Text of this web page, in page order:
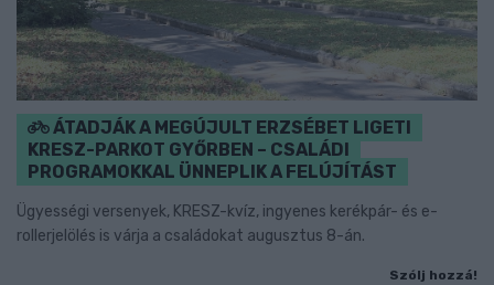
ÁTADJÁK A MEGÚJULT ERZSÉBET LIGETI
KRESZ-PARKOT GYŐRBEN – CSALÁDI
PROGRAMOKKAL ÜNNEPLIK A FELÚJÍTÁST
Ügyességi versenyek, KRESZ-kvíz, ingyenes kerékpár- és e-
rollerjelölés is várja a családokat augusztus 8-án.
Szólj hozzá!